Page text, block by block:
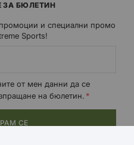
ЗА БЮЛЕТИН
и специални промо
Sports!
от мен данни да се
на бюлетин.
СЕ